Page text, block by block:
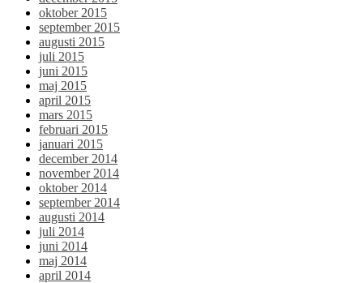
oktober 2015
september 2015
augusti 2015
juli 2015
juni 2015
maj 2015
april 2015
mars 2015
februari 2015
januari 2015
december 2014
november 2014
oktober 2014
september 2014
augusti 2014
juli 2014
juni 2014
maj 2014
april 2014